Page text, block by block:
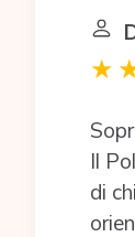
Il
di